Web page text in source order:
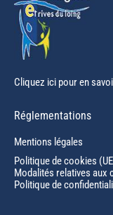
Cliquez ici pour en
Réglementations
Mentions légales
Politique de cookies
Modalités relatives aux
Politique de